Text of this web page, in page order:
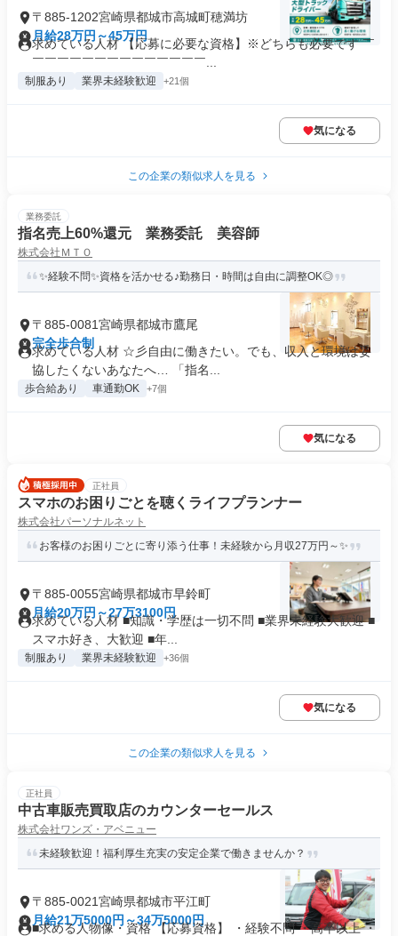
〒885-1202宮崎県都城市高城町穂満坊
月給28万円～45万円
求めている人材 【応募に必要な資格】※どちらも必要です ￣
￣￣￣￣￣￣￣￣￣￣￣￣￣￣...
制服あり 業界未経験歓迎 +21個
気になる
この企業の類似求人を見る
業務委託
指名売上60%還元 業務委託 美容師
株式会社ＭＴＯ
✨経験不問✨資格を活かせる♪勤務日・時間は自由に調整OK◎
〒885-0081宮崎県都城市鷹尾
完全歩合制
求めている人材 ☆彡自由に働きたい。でも、収入と環境は妥
協したくないあなたへ… 「指名...
歩合給あり 車通勤OK +7個
気になる
正社員
スマホのお困りごとを聴くライフプランナー
株式会社パーソナルネット
お客様のお困りごとに寄り添う仕事！未経験から月収27万円～✨
〒885-0055宮崎県都城市早鈴町
月給20万円～27万3100円
求めている人材 ■知識・学歴は一切不問 ■業界未経験大歓迎 ■
スマホ好き、大歓迎 ■年...
制服あり 業界未経験歓迎 +36個
気になる
この企業の類似求人を見る
正社員
中古車販売買取店のカウンターセールス
株式会社ワンズ・アベニュー
未経験歓迎！福利厚生充実の安定企業で働きませんか？
〒885-0021宮崎県都城市平江町
月給21万5000円～34万5000円
■求める人物像・資格 【応募資格】 ・経験不問 ・高卒以上 ・